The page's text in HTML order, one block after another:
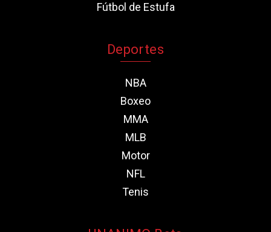
Fútbol de Estufa
Deportes
NBA
Boxeo
MMA
MLB
Motor
NFL
Tenis